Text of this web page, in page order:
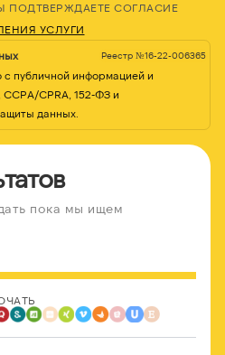
ПОДТВЕРЖДАЕТЕ СОГЛАСИЕ
УСЛУГИ
Реестр №16-22-006365
с публичной информацией и
CPRA, 152-ФЗ и
данных.
пока мы ищем